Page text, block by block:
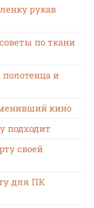
рукав
по ткани
и
кино
подходит
своей
для ПК